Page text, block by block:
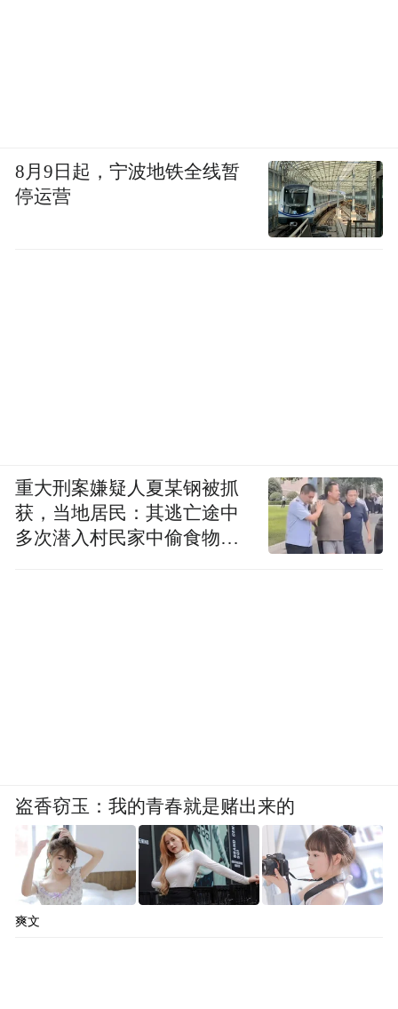
8月9日起，宁波地铁全线暂
停运营
重大刑案嫌疑人夏某钢被抓
获，当地居民：其逃亡途中
多次潜入村民家中偷食物被
盗香窃玉：我的青春就是赌出来的
爽文